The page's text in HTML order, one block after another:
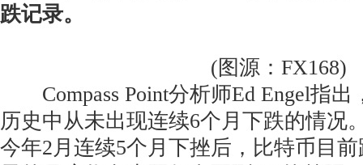
跌记录。
(图源：FX168)
Compass Point分析师Ed Engel指出
历史中从未出现连续6个月下跌的情况
今年2月连续5个月下挫后，比特币目前